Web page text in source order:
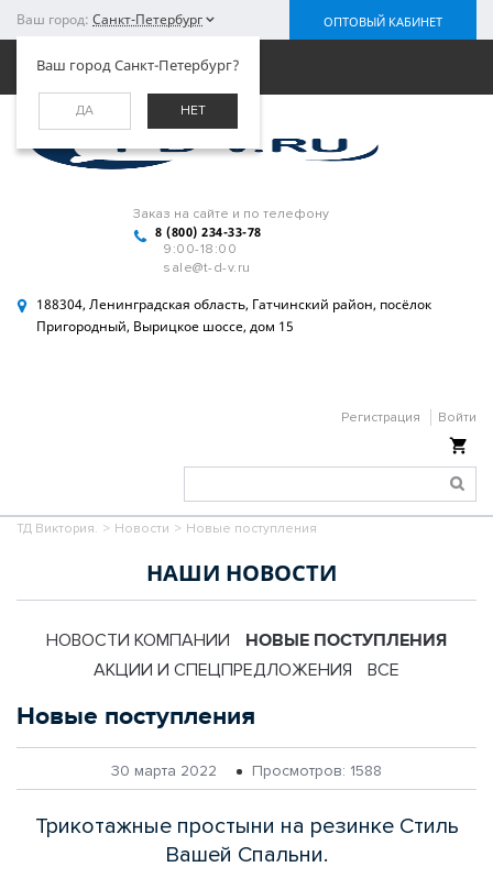
Ваш город: Санкт-Петербург
Ваш город Санкт-Петербург?
ДА НЕТ
ОПТОВЫЙ КАБИНЕТ
Заказ на сайте и по телефону
8 (800) 234-33-78
9:00-18:00
sale@t-d-v.ru
188304, Ленинградская область, Гатчинский район, посёлок
Пригородный, Вырицкое шоссе, дом 15
Регистрация Войти
Меню
ТД Виктория. > Новости > Новые поступления
НАШИ НОВОСТИ
НОВОСТИ КОМПАНИИ
НОВЫЕ ПОСТУПЛЕНИЯ
АКЦИИ И СПЕЦПРЕДЛОЖЕНИЯ
ВСЕ
Новые поступления
30 марта 2022 Просмотров: 1588
Трикотажные простыни на резинке Стиль
Вашей Спальни.